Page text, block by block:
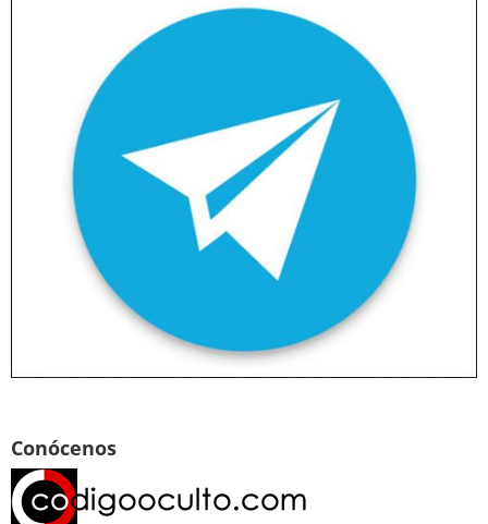
Conócenos